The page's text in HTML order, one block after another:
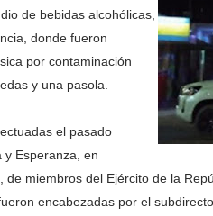
de bebidas alcohólicas,
donde fueron
por contaminación
y una pasola.
el pasado
y Esperanza, en
miembros del Ejército de la
encabezadas por el